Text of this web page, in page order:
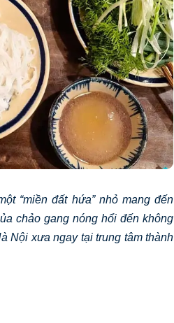
“miền đất hứa” nhỏ mang đến
chảo gang nóng hổi đến không
Nội xưa ngay tại trung tâm thành